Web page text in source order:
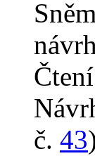
č. 43